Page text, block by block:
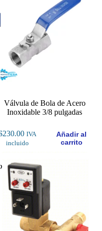
Válvula de Bola de Acero
Inoxidable 3/8 pulgadas
$230.00 IVA
incluido
Añadir al
carrito